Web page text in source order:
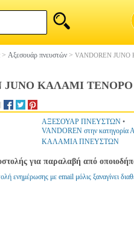
> Αξεσουάρ πνευστών > VANDOREN
JUNO ΚΑΛΑΜΙ
ΑΞΕΣΟΥΑΡ ΠΝΕΥΣΤΩΝ •
VANDOREN στην
ΚΑΛΑΜΙΑ ΠΝΕΥΣΤΩΝ
για παραλαβή από
ενημέρωσης με email μόλις ξαναγίνει